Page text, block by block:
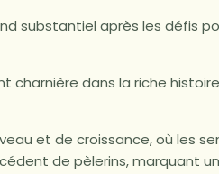
substantiel après les défis
charnière dans la riche
et de croissance, où les
de pèlerins, marquant